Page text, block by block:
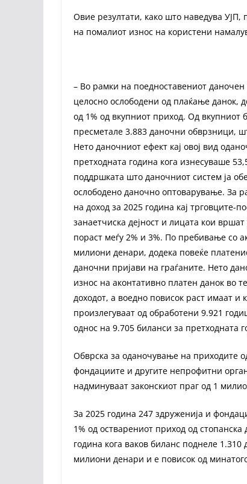
Овие резултати, како што наведува УЈП,
на помалиот износ на користени
– Во рамки на поедноставениот
целосно ослободени од плаќање данок,
од 1% од вкупниот приход. Од
пресметале 3.883 даночни обврзници,
Нето даночниот ефект кај овој вид
претходната година кога изнесуваше
поддршката што даночниот систем ја
ослободено даночно оптоварување. За
на доход за 2025 година кај трговците-
занаетчиска дејност и лицата кои
пораст меѓу 2% и 3%. По пребивање со
милиони денари, додека повеќе
даночни пријави на граѓаните. Нето
износ на аконтативно платен данок во
доходот, а воедно повисок раст имаат
произлегуваат од обработени 9.921
однос на 9.705 биланси за претходната
Обврска за оданочување на приходите
фондациите и другите непрофитни
надминуваат законскиот праг од 1
За 2025 година 247 здруженија и
1% од остварениот приход од
година кога ваков биланс поднеле
милиони денари и е повисок од